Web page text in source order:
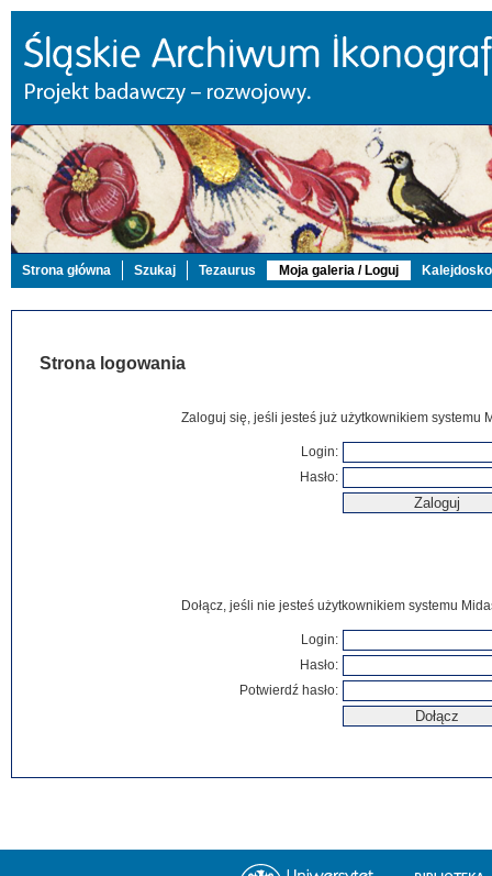
Strona główna Szukaj Tezaurus Moja galeria / Loguj
Strona logowania
Zaloguj się, jeśli jesteś już użytkownikiem systemu
Login:
Hasło:
Dołącz, jeśli nie jesteś użytkownikiem systemu
Login:
Hasło:
Potwierdź hasło: